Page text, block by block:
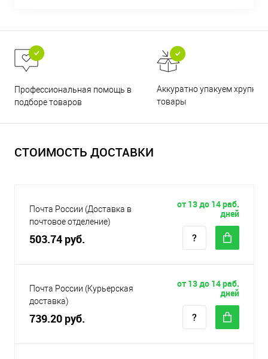
Профессиональная помощь в
подборе товаров
Аккуратно упакуем хрупкие
товары
СТОИМОСТЬ ДОСТАВКИ
Почта России (Доставка в
почтовое отделение)
503.74 руб.
от 13 до 14 раб.
дней
Почта России (Курьерская
доставка)
739.20 руб.
от 13 до 14 раб.
дней